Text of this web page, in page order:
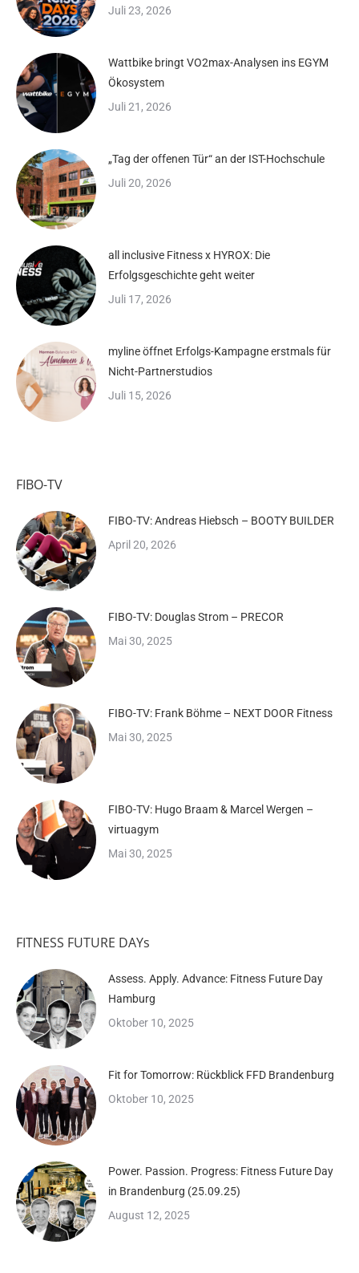
Juli 23, 2026
Wattbike bringt VO2max-Analysen ins EGYM
Ökosystem
Juli 21, 2026
„Tag der offenen Tür“ an der IST-Hochschule
Juli 20, 2026
all inclusive Fitness x HYROX: Die
Erfolgsgeschichte geht weiter
Juli 17, 2026
myline öffnet Erfolgs-Kampagne erstmals für
Nicht-Partnerstudios
Juli 15, 2026
FIBO-TV
FIBO-TV: Andreas Hiebsch – BOOTY BUILDER
April 20, 2026
FIBO-TV: Douglas Strom – PRECOR
Mai 30, 2025
FIBO-TV: Frank Böhme – NEXT DOOR Fitness
Mai 30, 2025
FIBO-TV: Hugo Braam & Marcel Wergen –
virtuagym
Mai 30, 2025
FITNESS FUTURE DAYs
Assess. Apply. Advance: Fitness Future Day
Hamburg
Oktober 10, 2025
Fit for Tomorrow: Rückblick FFD Brandenburg
Oktober 10, 2025
Power. Passion. Progress: Fitness Future Day
in Brandenburg (25.09.25)
August 12, 2025